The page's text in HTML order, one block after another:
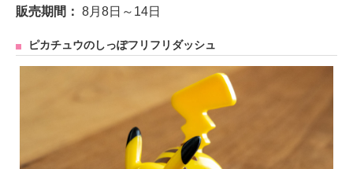
販売期間： 8月8日～14日
ピカチュウのしっぽフリフリダッシュ